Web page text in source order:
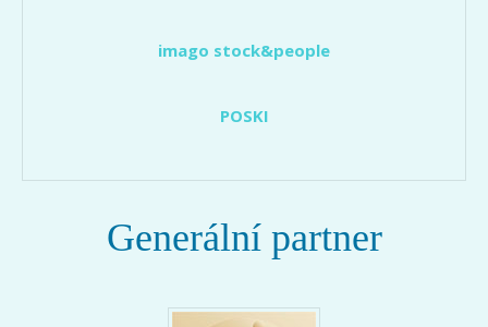
imago stock&people
POSKI
Generální partner